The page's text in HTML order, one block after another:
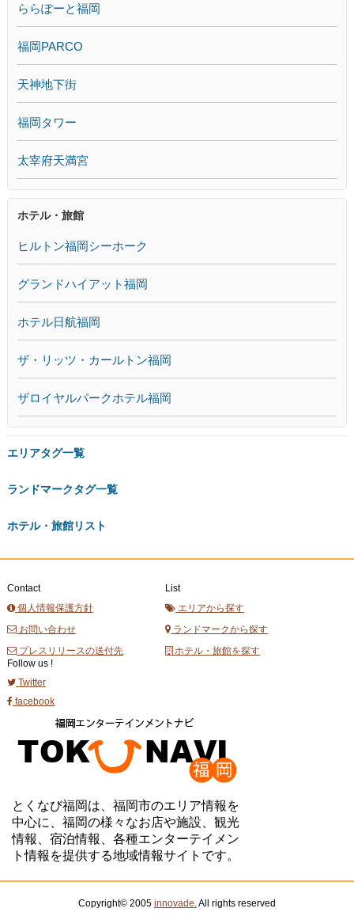
ららぽーと福岡
福岡PARCO
天神地下街
福岡タワー
太宰府天満宮
ホテル・旅館
ヒルトン福岡シーホーク
グランドハイアット福岡
ホテル日航福岡
ザ・リッツ・カールトン福岡
ザロイヤルパークホテル福岡
エリアタグ一覧
ランドマークタグ一覧
ホテル・旅館リスト
Contact
個人情報保護方針
お問い合わせ
プレスリリースの送付先
List
エリアから探す
ランドマークから探す
ホテル・旅館を探す
Follow us !
Twitter
facebook
とくなび福岡は、福岡市のエリア情報を
中心に、福岡の様々なお店や施設、観光
情報、宿泊情報、各種エンターテイメン
ト情報を提供する地域情報サイトです。
Copyright© 2005 innovade.All rights reserved